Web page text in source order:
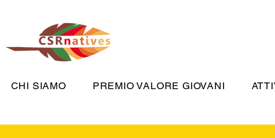
CHI SIAMO PREMIO VALORE GIOVANI